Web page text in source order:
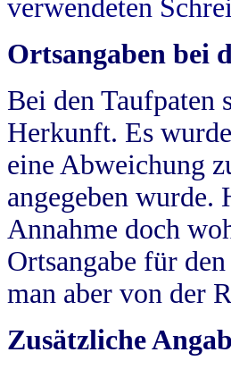
verwendeten
Ortsangaben bei
Bei den Taufpaten
Herkunft. Es
eine Abweichung
angegeben wurde.
Annahme doch
Ortsangabe für
man aber von der
Zusätzliche